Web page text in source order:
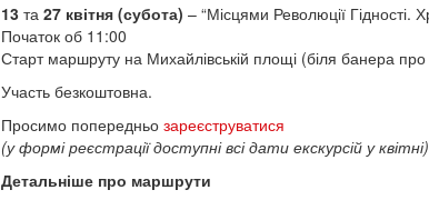
13та 27 квітня (субота) – “Місцями Революції Гідності.
Початок об 11:00
Старт маршруту на Михайлівській площі (біля банера про
Участь безкоштовна.
Просимо попередньо зареєструватися
(у формі реєстрації доступні всі дати екскурсій у квітні)
Детальніше про маршрути